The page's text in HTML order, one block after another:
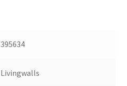
395634
Livingwalls